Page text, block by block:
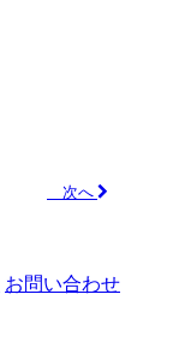
次へ
お問い合わせ